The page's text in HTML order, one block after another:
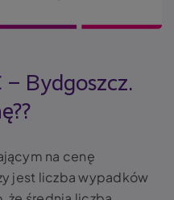
– Bydgoszcz.
na cenę
jest liczba wypadków